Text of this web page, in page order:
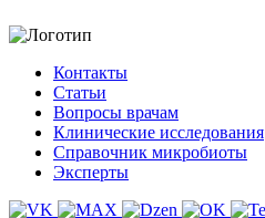
Контакты
Статьи
Вопросы врачам
Клинические исследования
Справочник микробиоты
Эксперты